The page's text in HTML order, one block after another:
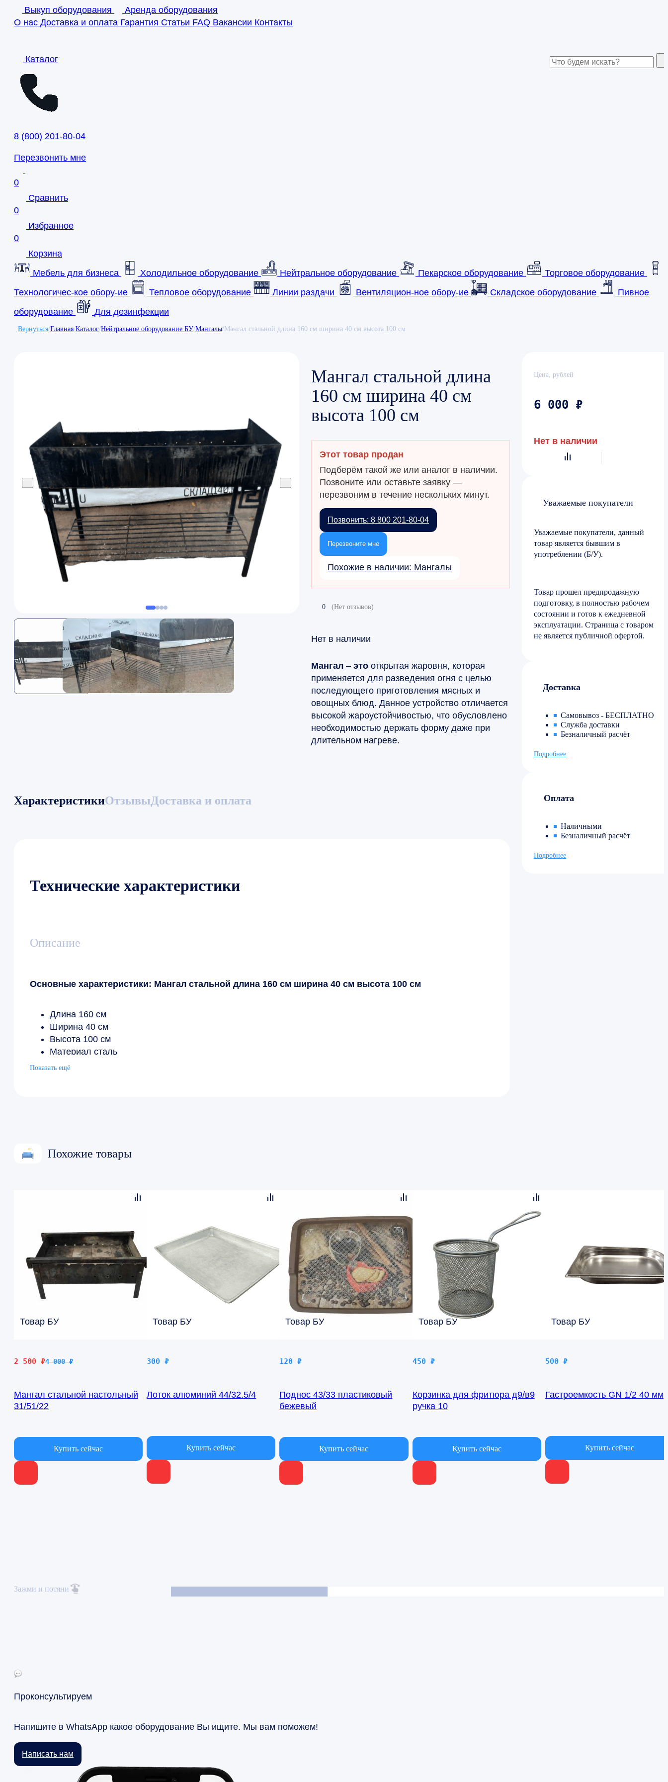
Выкуп оборудования
Аренда оборудования
О нас Доставка и оплата Гарантия Статьи FAQ Вакансии Контакты
Каталог
8 (800) 201-80-04
Перезвонить мне
0
Сравнить
0
Избранное
0
Корзина
Мебель для бизнеса
Холодильное оборудование Нейтральное оборудование Пекарское оборудование
Торговое оборудование
Технологичес-кое обору-ие
Тепловое оборудование Линии раздачи Вентиляцион-ное обору-ие Складское оборудование
Пивное
оборудование
Для дезинфекции
Вернуться/Главная/Каталог/Нейтральное оборудование БУ/Мангалы/Мангал стальной длина 160 см ширина 40 см высота 100 см
Мангал стальной длина
160 см ширина 40 см
высота 100 см
Этот товар продан
Подберём такой же или аналог в наличии.
Позвоните или оставьте заявку —
перезвоним в течение нескольких минут.
Позвонить: 8 800 201-80-04
Перезвоните мне
Похожие в наличии: Мангалы
0 (Нет отзывов)
Нет в наличии
Мангал – это открытая жаровня, которая
применяется для разведения огня с целью
последующего приготовления мясных и
овощных блюд. Данное устройство отличается
высокой жароустойчивостью, что обусловлено
необходимостью держать форму даже при
длительном нагреве.
ХарактеристикиОтзывыДоставка и оплата
Технические характеристики
Описание
Основные характеристики: Мангал стальной длина 160 см ширина 40 см высота 100 см
Длина 160 см
Ширина 40 см
Высота 100 см
Материал сталь
Производитель Россия
Показать ещё
Цена, рублей
6 000 ₽
Нет в наличии
Уважаемые покупатели
Уважаемые покупатели, данный
товар является бывшим в
употреблении (Б/У).
Товар прошел предпродажную
подготовку, в полностью рабочем
состоянии и готов к ежедневной
эксплуатации. Страница с товаром
не является публичной офертой.
Доставка
Самовывоз - БЕСПЛАТНО
Служба доставки
Безналичный расчёт
Подробнее
Оплата
Наличными
Безналичный расчёт
Подробнее
Похожие товары
Товар БУ
4 000₽
Первоначальная
4
000 ₽.
2 500 ₽
Текущая
500 ₽.
Мангал стальной настольный
31/51/22
В наличииКупить сейчас
Товар БУ
300₽
Лоток алюминий 44/32.5/4
В наличииКупить сейчас
Товар БУ
120₽
Поднос 43/33 пластиковый
бежевый
В наличииКупить сейчас
Товар БУ
450 ₽
Корзинка для фритюра д9/в9
ручка 10
В наличииКупить сейчас
Товар БУ
500 ₽
Гастроемкость GN 1/2 40 мм
В наличииКупить сейчас
Зажми и потяни
Проконсультируем
Напишите в WhatsApp какое оборудование Вы ищите. Мы вам поможем!
Написать нам